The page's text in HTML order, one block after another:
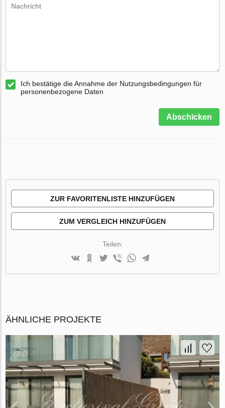
Ich bestätige die Annahme der Nutzungsbedingungen für
personenbezogene Daten
Abschicken
ZUR FAVORITENLISTE HINZUFÜGEN
ZUM VERGLEICH HINZUFÜGEN
Teilen:
ÄHNLICHE PROJEKTE